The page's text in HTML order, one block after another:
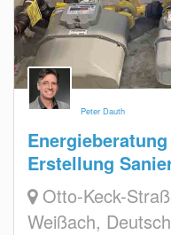
Peter Dauth
Erstellung
Otto-Keck-
Weißach,